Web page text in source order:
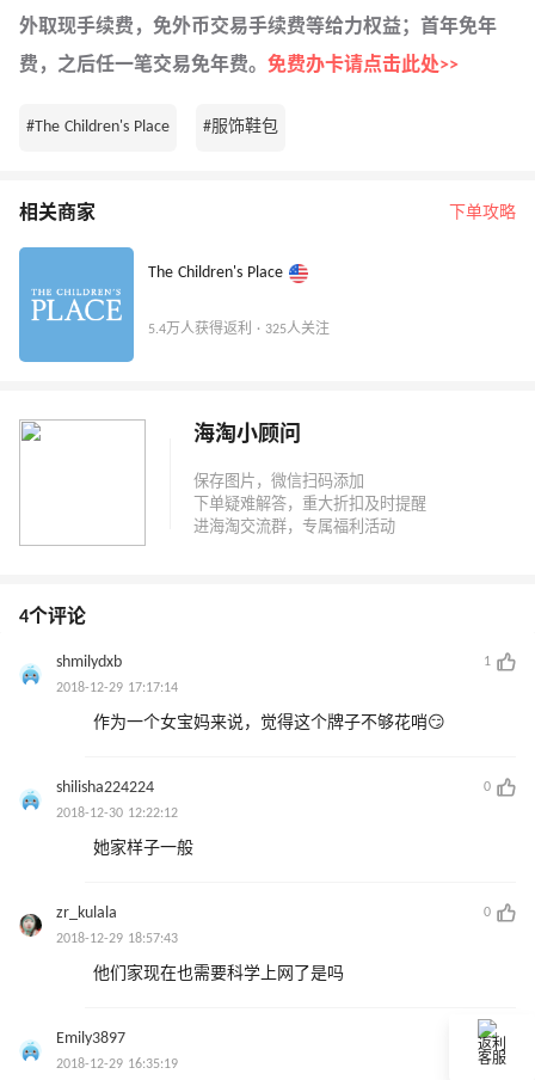
外取现手续费，免外币交易手续费等给力权益；首年免年
费，之后任一笔交易免年费。 免费办卡请点击此处>>
#The Children's Place #服饰鞋包
相关商家 下单攻略
The Children's Place
5.4万人获得返利 · 325人关注
海淘小顾问
4个评论
shmilydxb
1
2018-12-29 17:17:14
作为一个女宝妈来说，觉得这个牌子不够花哨😏
shilisha224224
0
2018-12-30 12:22:12
她家样子一般
zr_kulala
0
2018-12-29 18:57:43
他们家现在也需要科学上网了是吗
Emily3897
0
2018-12-29 16:35:19
返利
客服